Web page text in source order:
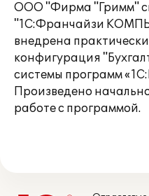
ООО "Фирма "Гримм"
"1С:Франчайзи
внедрена
конфигурация
системы программ
Произведено
работе с программой.